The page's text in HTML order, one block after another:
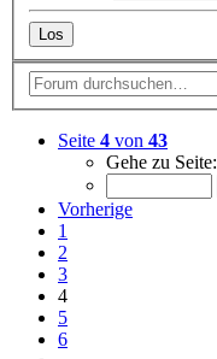
Seite 4 von 43
Gehe zu Seite:
Vorherige
1
2
3
4
5
6